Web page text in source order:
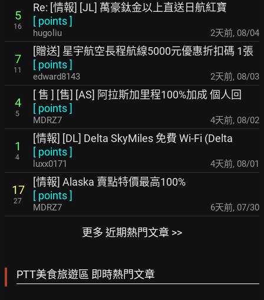
5
16
Re: [情報] [JL] 萬豪鈦金以上直送日航紅寶
[ points]
hugoliu 2天前, 08/04
7
11
[贈送] 星宇航空長程航線5000元優惠折扣碼 1張
[ points]
edward8143 2天前, 08/03
4
5
[ 售 ] [售] [AS] 阿拉斯加里程100%加成 個人回
[ points]
MDRZ7 4天前, 08/02
1
4
[情報] [DL] Delta SkyMiles 免費 Wi-Fi (Delta
[ points]
luxx0171 4天前, 08/01
17
27
[情報] Alaska 賣點特價最高100%
[ points]
MDRZ7 6天前, 07/30
更多 近期熱門文章 >>
PTT美食旅遊區 即時熱門文章